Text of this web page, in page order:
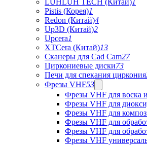
LUHLUH TECH (Китай)1
Pistis (Корея)1
Redon (Китай)4
Up3D (Китай)2
Upcera1
XTCera (Китай)13
Сканеры для Cad Cam27
Циркониевые диски73
Печи для спекания циркония
Фрезы VHF53
Фрезы VHF для воска
Фрезы VHF для
Фрезы VHF для
Фрезы VHF для
Фрезы VHF для
Фрезы VHF